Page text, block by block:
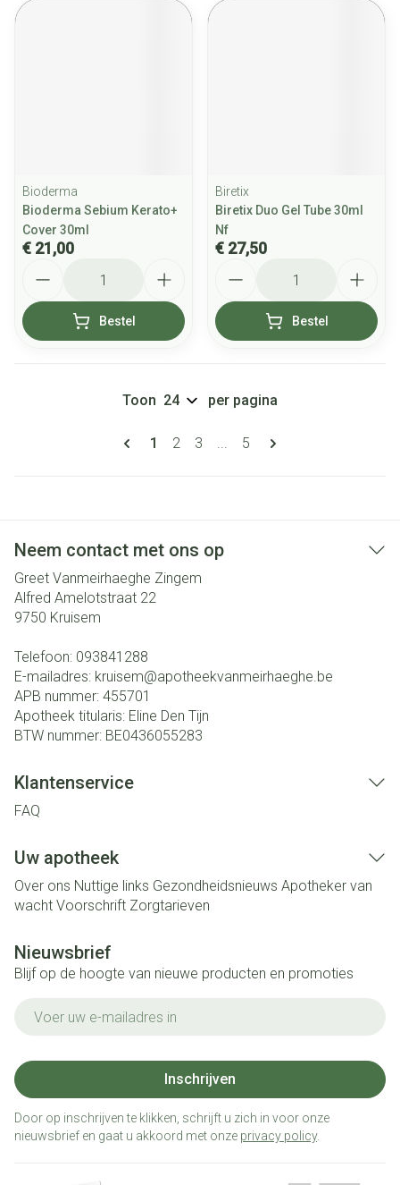
Bioderma
Bioderma Sebium Kerato+
Cover 30ml
€ 21,00
Bestel
Biretix
Biretix Duo Gel Tube 30ml
Nf
€ 27,50
Bestel
Pagina's
U lees momenteel pagina
1 Pagina
2 Pagina
3 ... Pagina
5
Toon per pagina
Neem contact met ons op
Greet Vanmeirhaeghe Zingem
Alfred Amelotstraat 22
9750 Kruisem
Telefoon: 093841288
E-mailadres: kruisem@apotheekvanmeirhaeghe.be
APB nummer: 455701
Apotheek titularis: Eline Den Tijn
BTW nummer: BE0436055283
Klantenservice
FAQ
Uw apotheek
Over ons Nuttige links Gezondheidsnieuws Apotheker van
wacht Voorschrift Zorgtarieven
Nieuwsbrief
Blijf op de hoogte van nieuwe producten en promoties
Inschrijven
Door op inschrijven te klikken, schrijft u zich in voor onze
nieuwsbrief en gaat u akkoord met onze privacy policy.